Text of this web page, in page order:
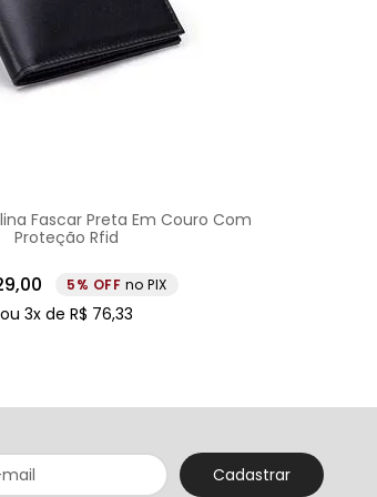
Fascar Preta Em Couro Com
Proteção Rfid
,00 5% no PIX
ou 3x de R$ 76,33
Cadastrar